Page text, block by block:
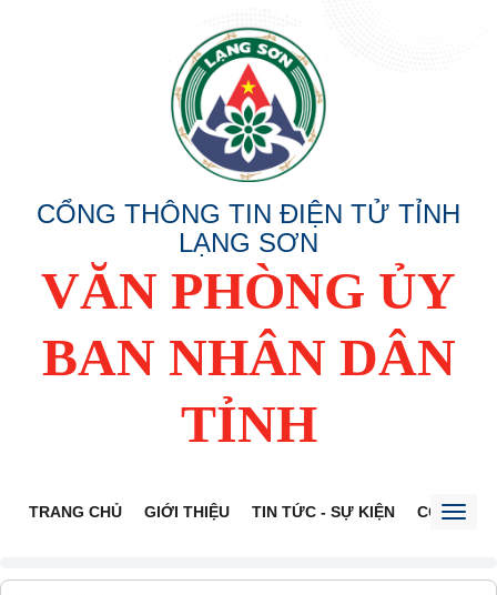
CỔNG THÔNG TIN ĐIỆN TỬ TỈNH
LẠNG SƠN
VĂN PHÒNG ỦY
BAN NHÂN DÂN
TỈNH
TRANG CHỦ GIỚI THIỆU TIN TỨC - SỰ KIỆN CỔNG